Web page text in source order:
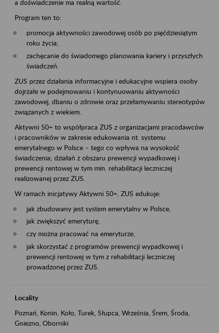
a doświadczenie ma realną wartość.
Program ten to:
promocja aktywności zawodowej osób po pięćdziesiątym
roku życia;
zachęcanie do świadomego planowania kariery i przyszłych
świadczeń.
ZUS przez działania informacyjne i edukacyjne wspiera osoby
dojrzałe w podejmowaniu i kontynuowaniu aktywności
zawodowej, dbaniu o zdrowie oraz przełamywaniu stereotypów
związanych z wiekiem.
Aktywni 50+ to współpraca ZUS z organizacjami pracodawców
i pracowników w zakresie edukowania nt. systemu
emerytalnego w Polsce – tego co wpływa na wysokość
świadczenia; działań z obszaru prewencji wypadkowej i
prewencji rentowej w tym min. rehabilitacji leczniczej
realizowanej przez ZUS.
W ramach inicjatywy Aktywni 50+, ZUS edukuje:
jak zbudowany jest system emerytalny w Polsce,
jak zwiększyć emeryturę,
czy można pracować na emeryturze,
jak skorzystać z programów prewencji wypadkowej i
prewencji rentowej w tym z rehabilitacji leczniczej
prowadzonej przez ZUS.
Locality
Poznań, Konin, Koło, Turek, Słupca, Września, Śrem, Środa,
Gniezno, Oborniki